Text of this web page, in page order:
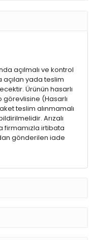
açılmalı ve kontrol
açılan yada teslim
Ürünün hasarlı
görevlisine (Hasarlı
teslim alınmamalı
Arızalı
irtibata
gönderilen iade